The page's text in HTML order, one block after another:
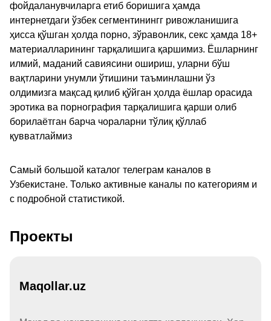
фойдаланувчиларга етиб боришига ҳамда
интернетдаги ўзбек сегментинингг ривожланишига
ҳисса қўшган ҳолда порно, зўравонлик, секс ҳамда 18+
материалларининг тарқалишига қаршимиз. Ёшларнинг
илмий, маданий савиясини ошириш, уларни бўш
вақтларини унумли ўтишини таъминлашни ўз
олдимизга мақсад қилиб қўйган ҳолда ёшлар орасида
эротика ва порнография тарқалишига қарши олиб
борилаётган барча чораларни тўлиқ қўллаб
қувватлаймиз
Самый большой каталог телеграм каналов в
Узбекистане. Только активные каналы по категориям и
с подробной статистикой.
Проекты
Maqollar.uz